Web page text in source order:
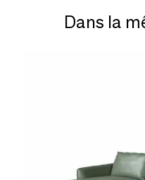
Dans la